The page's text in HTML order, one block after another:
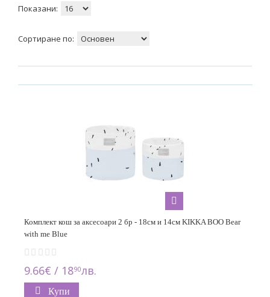
Показани:
Сортиране по:
Комплект кош за аксесоари 2 бр - 18см и 14см KIKKA BOO Bear
with me Blue
9.66€ / 1890лв.
Купи